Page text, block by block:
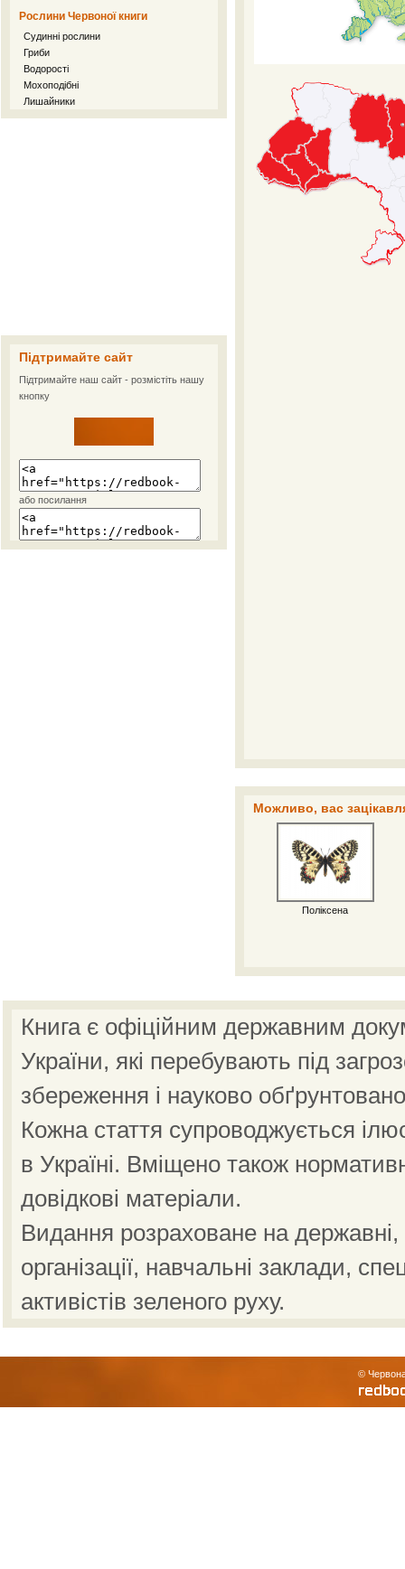
Рослини Червоної книги
Судинні рослини
Гриби
Водорості
Мохоподібні
Лишайники
Підтримайте сайт
Підтримайте наш сайт - розмістіть нашу
кнопку
або посилання
Можливо, вас
Поліксена
Книга є офіційним державним
України, які перебувають під
збереження і науково
Кожна стаття супроводжується
в Україні. Вміщено також
довідкові матеріали.
Видання розраховане на державні,
організації, навчальні заклади,
активістів зеленого руху.
©